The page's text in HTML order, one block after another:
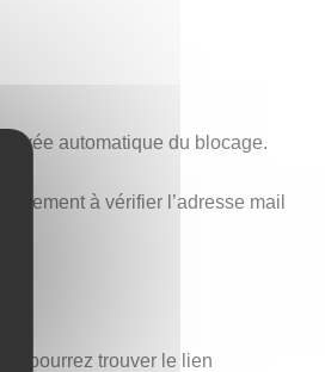
levée automatique du blocage.
à vérifier l’adresse mail
pourrez trouver le lien